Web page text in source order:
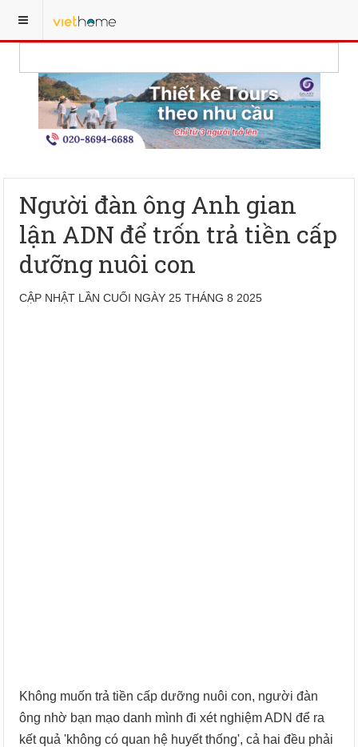
Người đàn ông Anh gian
lận ADN để trốn trả tiền cấp
dưỡng nuôi con
CẬP NHẬT LẦN CUỐI NGÀY 25 THÁNG 8 2025
Không muốn trả tiền cấp dưỡng nuôi con, người đàn
ông nhờ bạn mạo danh mình đi xét nghiệm ADN để ra
kết quả 'không có quan hệ huyết thống', cả hai đều phải